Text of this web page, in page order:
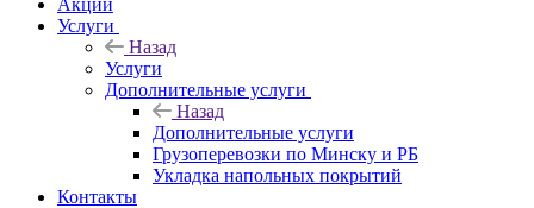
Акции
Услуги
Назад
Услуги
Дополнительные услуги
Назад
Дополнительные услуги
Грузоперевозки по Минску и РБ
Укладка напольных покрытий
Контакты